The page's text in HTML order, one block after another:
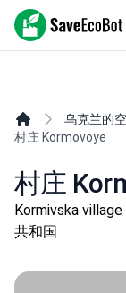
SaveEcoBot
乌克兰的
村庄 Kormovoye
村庄
Kormivska
共和国